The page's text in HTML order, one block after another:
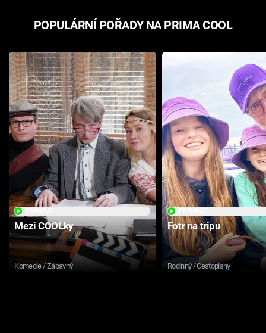
POPULÁRNÍ POŘADY NA PRIMA COOL
Mezi COOLky
Komedie / Zábavný
Fotr na tripu
Rodinný / Cestopisný